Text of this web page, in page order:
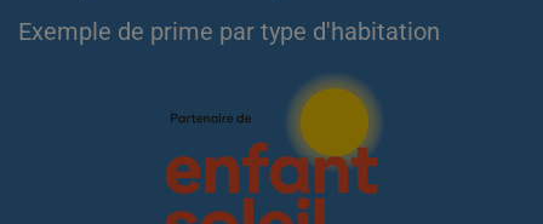
Exemple de prime par type d'habitation